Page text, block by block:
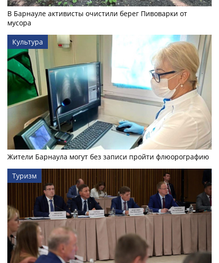
В Барнауле активисты очистили берег Пивоварки от
мусора
Культура
Жители Барнаула могут без записи пройти флюорографию
Туризм